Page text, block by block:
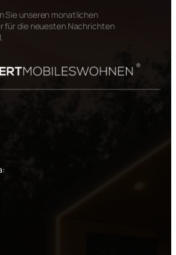
Sie unseren monatlichen
für die neuesten Nachrichten